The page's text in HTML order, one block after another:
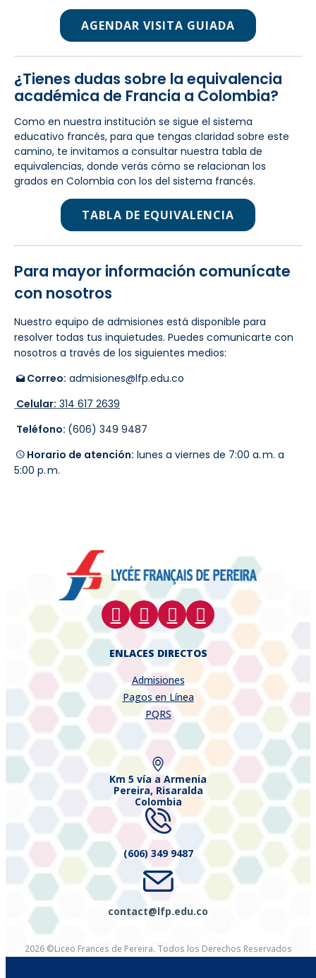
AGENDAR VISITA GUIADA
¿Tienes dudas sobre la equivalencia
académica de Francia a Colombia?
Como en nuestra institución se sigue el sistema
educativo francés, para que tengas claridad sobre este
camino, te invitamos a consultar nuestra tabla de
equivalencias, donde verás cómo se relacionan los
grados en Colombia con los del sistema francés.
TABLA DE EQUIVALENCIA
Para mayor información comunícate
con nosotros
Nuestro equipo de admisiones está disponible para
resolver todas tus inquietudes. Puedes comunicarte con
nosotros a través de los siguientes medios:
Correo: admisiones@lfp.edu.co
Celular: 314 617 2639
Teléfono: (606) 349 9487
Horario de atención: lunes a viernes de 7:00 a. m. a
5:00 p. m.
ENLACES DIRECTOS
Admisiones
Pagos en Línea
PQRS
Km 5 vía a Armenia
Pereira, Risaralda
Colombia
(606) 349 9487
contact@lfp.edu.co
2026 ©Liceo Frances de Pereira. Todos los Derechos Reservados